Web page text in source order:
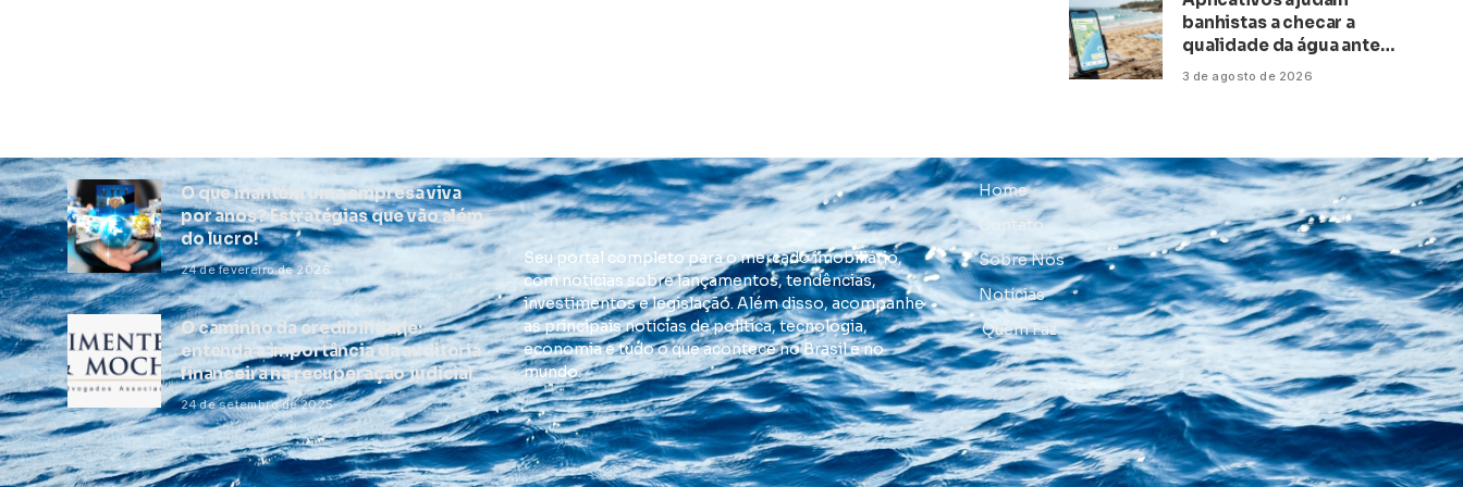
banhistas a checar a
qualidade da água antes
de ir à praia
3 de agosto de 2026
O que mantém uma empresa viva
por anos? Estratégias que vão além
do lucro!
24 de fevereiro de 2026
O caminho da credibilidade:
entenda a importância da auditoria
financeira na recuperação judicial
24 de setembro de 2025
Seu portal completo para o mercado imobiliário,
com notícias sobre lançamentos, tendências,
investimentos e legislação. Além disso, acompanhe
as principais notícias de política, tecnologia,
economia e tudo o que acontece no Brasil e no
mundo.
Home
Contato
Sobre Nós
Notícias
Quem Faz